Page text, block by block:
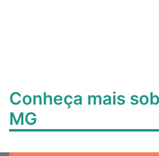
Conheça mais
MG